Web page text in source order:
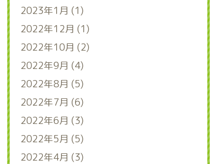
2023年1月 (1)
2022年12月 (1)
2022年10月 (2)
2022年9月 (4)
2022年8月 (5)
2022年7月 (6)
2022年6月 (3)
2022年5月 (5)
2022年4月 (3)